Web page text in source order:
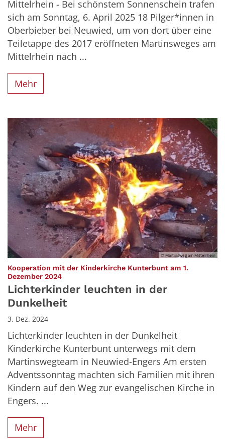
Mittelrhein - Bei schönstem Sonnenschein trafen
sich am Sonntag, 6. April 2025 18 Pilger*innen in
Oberbieber bei Neuwied, um von dort über eine
Teiletappe des 2017 eröffneten Martinsweges am
Mittelrhein nach ...
Mehr
© Martinsweg am Mittelrhein
Kooperation mit der Kinderkirche Kunterbunt am 1.
Dezember 2024:
Lichterkinder leuchten in der
Dunkelheit
3. Dez. 2024
Lichterkinder leuchten in der Dunkelheit
Kinderkirche Kunterbunt unterwegs mit dem
Martinswegteam in Neuwied-Engers Am ersten
Adventssonntag machten sich Familien mit ihren
Kindern auf den Weg zur evangelischen Kirche in
Engers. ...
Mehr